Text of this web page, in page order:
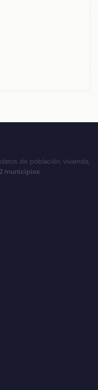
de población, vivienda,
municipios.